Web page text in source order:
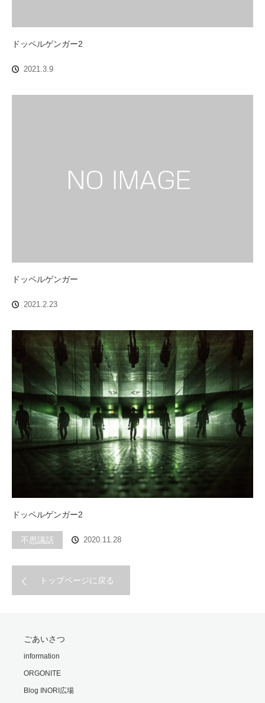
ドッペルゲンガー2
2021.3.9
ドッペルゲンガー
2021.2.23
ドッペルゲンガー2
不思議話 2020.11.28
トップページに戻る
ごあいさつ
information
ORGONITE
Blog INORI広場